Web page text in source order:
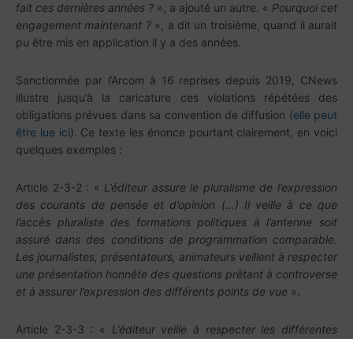
fait ces dernières années ? », a ajouté un autre. « Pourquoi cet
engagement maintenant ? », a dit un troisième, quand il aurait
pu être mis en application il y a des années.
Sanctionnée par l’Arcom à 16 reprises depuis 2019, CNews
illustre jusqu’à la caricature ces violations répétées des
obligations prévues dans sa convention de diffusion (elle peut
être lue ici). Ce texte les énonce pourtant clairement, en voici
quelques exemples :
Article 2-3-2 : « L’éditeur assure le pluralisme de l’expression
des courants de pensée et d’opinion (…) Il veille à ce que
l’accès pluraliste des formations politiques à l’antenne soit
assuré dans des conditions de programmation comparable.
Les journalistes, présentateurs, animateurs veillent à respecter
une présentation honnête des questions prêtant à controverse
et à assurer l’expression des différents points de vue ».
Article 2-3-3 : «
L’éditeur veille à respecter les différentes